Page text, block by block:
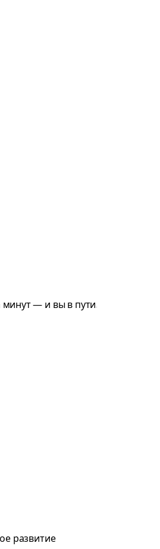
развитие